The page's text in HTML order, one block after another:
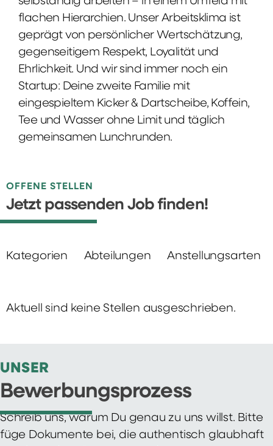
flachen Hierarchien. Unser Arbeitsklima ist
geprägt von persönlicher Wertschätzung,
gegenseitigem Respekt, Loyalität und
Ehrlichkeit. Und wir sind immer noch ein
Startup: Deine zweite Familie mit
eingespieltem Kicker & Dartscheibe, Koffein,
Tee und Wasser ohne Limit und täglich
gemeinsamen Lunchrunden.
OFFENE STELLEN
Jetzt passenden Job finden!
Kategorien Abteilungen Anstellungsarten
Aktuell sind keine Stellen ausgeschrieben.
UNSER
Bewerbungsprozess
Schreib uns, warum Du genau zu uns willst. Bitte
füge Dokumente bei, die authentisch glaubhaft